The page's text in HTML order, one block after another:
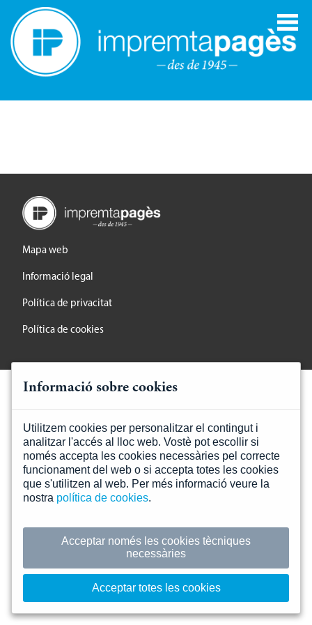
Mapa web
Informació legal
Política de privacitat
Política de cookies
Informació sobre cookies
Utilitzem cookies per personalitzar el contingut i
analitzar l'accés al lloc web. Vostè pot escollir si
només accepta les cookies necessàries pel correcte
funcionament del web o si accepta totes les cookies
que s'utilitzen al web. Per més informació veure la
nostra política de cookies.
Acceptar només les cookies tècniques
necessàries
Acceptar totes les cookies